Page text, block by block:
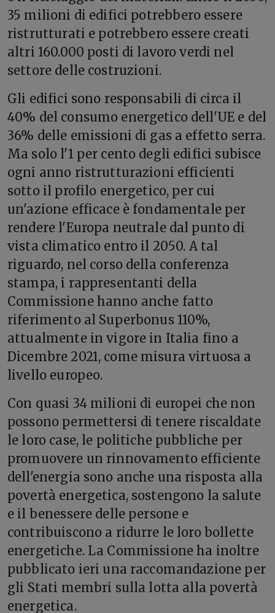
35 milioni di edifici potrebbero essere
ristrutturati e potrebbero essere creati
altri 160.000 posti di lavoro verdi nel
settore delle costruzioni.
Gli edifici sono responsabili di circa il
40% del consumo energetico dell'UE e del
36% delle emissioni di gas a effetto serra.
Ma solo l'1 per cento degli edifici subisce
ogni anno ristrutturazioni efficienti
sotto il profilo energetico, per cui
un'azione efficace è fondamentale per
rendere l'Europa neutrale dal punto di
vista climatico entro il 2050. A tal
riguardo, nel corso della conferenza
stampa, i rappresentanti della
Commissione hanno anche fatto
riferimento al Superbonus 110%,
attualmente in vigore in Italia fino a
Dicembre 2021, come misura virtuosa a
livello europeo.
Con quasi 34 milioni di europei che non
possono permettersi di tenere riscaldate
le loro case, le politiche pubbliche per
promuovere un rinnovamento efficiente
dell'energia sono anche una risposta alla
povertà energetica, sostengono la salute
e il benessere delle persone e
contribuiscono a ridurre le loro bollette
energetiche. La Commissione ha inoltre
pubblicato ieri una raccomandazione per
gli Stati membri sulla lotta alla povertà
energetica.